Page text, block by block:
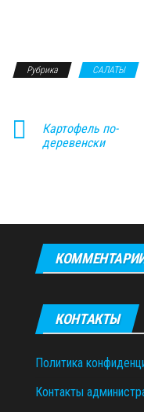
Рубрика САЛАТЫ
Картофель по-
деревенски
КОНТАКТЫ
Политика
Контакты